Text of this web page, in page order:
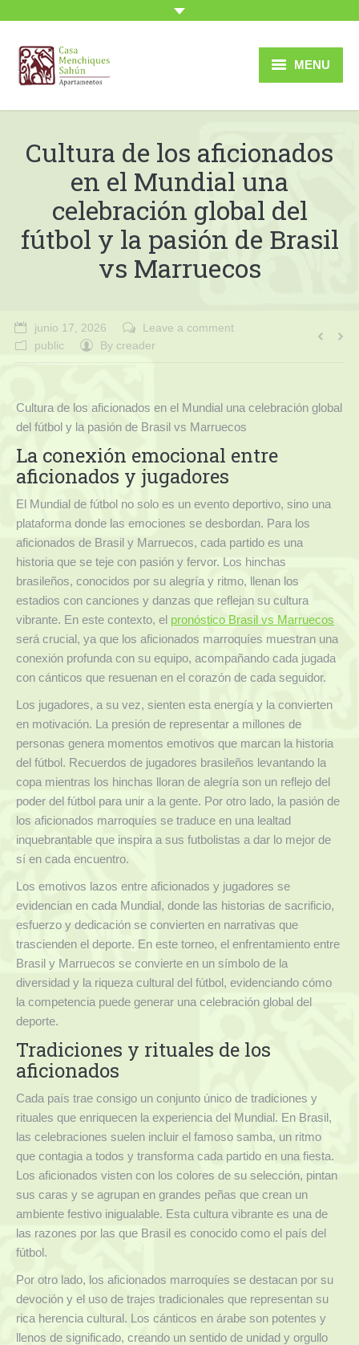
MENU
Inicio
Apartamentos
Sahún
Entorno
Rutas
Tarifas
Cultura de los aficionados
en el Mundial una
celebración global del
fútbol y la pasión de Brasil
vs Marruecos
junio 17, 2026
Leave a comment
public
By creader
Cultura de los aficionados en el Mundial una celebración global
del fútbol y la pasión de Brasil vs Marruecos
La conexión emocional entre
aficionados y jugadores
El Mundial de fútbol no solo es un evento deportivo, sino una
plataforma donde las emociones se desbordan. Para los
aficionados de Brasil y Marruecos, cada partido es una
historia que se teje con pasión y fervor. Los hinchas
brasileños, conocidos por su alegría y ritmo, llenan los
estadios con canciones y danzas que reflejan su cultura
vibrante. En este contexto, el pronóstico Brasil vs Marruecos
será crucial, ya que los aficionados marroquíes muestran una
conexión profunda con su equipo, acompañando cada jugada
con cánticos que resuenan en el corazón de cada seguidor.
Los jugadores, a su vez, sienten esta energía y la convierten
en motivación. La presión de representar a millones de
personas genera momentos emotivos que marcan la historia
del fútbol. Recuerdos de jugadores brasileños levantando la
copa mientras los hinchas lloran de alegría son un reflejo del
poder del fútbol para unir a la gente. Por otro lado, la pasión de
los aficionados marroquíes se traduce en una lealtad
inquebrantable que inspira a sus futbolistas a dar lo mejor de
sí en cada encuentro.
Los emotivos lazos entre aficionados y jugadores se
evidencian en cada Mundial, donde las historias de sacrificio,
esfuerzo y dedicación se convierten en narrativas que
trascienden el deporte. En este torneo, el enfrentamiento entre
Brasil y Marruecos se convierte en un símbolo de la
diversidad y la riqueza cultural del fútbol, evidenciando cómo
la competencia puede generar una celebración global del
deporte.
Tradiciones y rituales de los
aficionados
Cada país trae consigo un conjunto único de tradiciones y
rituales que enriquecen la experiencia del Mundial. En Brasil,
las celebraciones suelen incluir el famoso samba, un ritmo
que contagia a todos y transforma cada partido en una fiesta.
Los aficionados visten con los colores de su selección, pintan
sus caras y se agrupan en grandes peñas que crean un
ambiente festivo inigualable. Esta cultura vibrante es una de
las razones por las que Brasil es conocido como el país del
fútbol.
Por otro lado, los aficionados marroquíes se destacan por su
devoción y el uso de trajes tradicionales que representan su
rica herencia cultural. Los cánticos en árabe son potentes y
llenos de significado, creando un sentido de unidad y orgullo